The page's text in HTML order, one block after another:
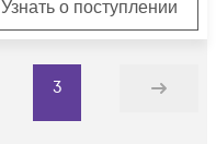
Узнать о поступлении
3
Дальше